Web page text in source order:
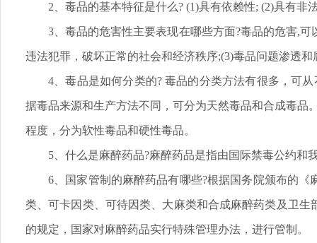
2、毒品的基本特征是什么? (1)具有依赖性; (2)具有非
3、毒品的危害性主要表现在哪些方面?毒品的危害,
违法犯罪，破坏正常的社会和经济秩序;(3)毒品问题渗透
4、毒品是如何分类的? 毒品的分类方法有很多，可
据毒品来源和生产方法不同，可分为天然毒品和合成毒品
程度，分为软性毒品和硬性毒品。
5、什么是麻醉药品?麻醉药品是指由国际禁毒公约
6、国家管制的麻醉药品有哪些?根据国务院颁布的
类、可卡因类、可待因类、大麻类和合成麻醉药类及卫
的规定，国家对麻醉药品实行特殊管理办法，进行管制。